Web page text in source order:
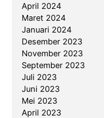
h
a
n
d
April 2024
Maret 2024
Januari 2024
Desember 2023
November 2023
September 2023
Juli 2023
Juni 2023
Mei 2023
April 2023